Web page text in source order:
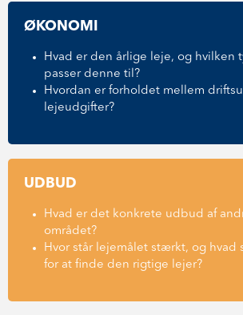
ØKONOMI
Hvad er den årlige leje, og hvilken
passer denne til?
Hvordan er forholdet mellem
lejeudgifter?
UDBUD
Hvad er det konkrete udbud af
området?
Hvor står lejemålet stærkt, og hvad
for at finde den rigtige lejer?